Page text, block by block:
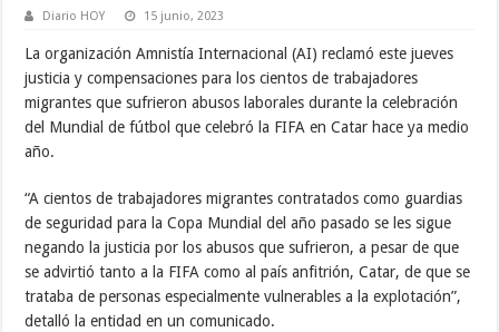
Diario HOY 15 junio, 2023
La organización Amnistía Internacional (AI) reclamó este jueves
justicia y compensaciones para los cientos de trabajadores
migrantes que sufrieron abusos laborales durante la celebración
del Mundial de fútbol que celebró la FIFA en Catar hace ya medio
año.
“A cientos de trabajadores migrantes contratados como guardias
de seguridad para la Copa Mundial del año pasado se les sigue
negando la justicia por los abusos que sufrieron, a pesar de que
se advirtió tanto a la FIFA como al país anfitrión, Catar, de que se
trataba de personas especialmente vulnerables a la explotación”,
detalló la entidad en un comunicado.